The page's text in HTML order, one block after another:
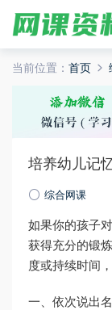
当前位置： 首页
培养幼儿记
综合网课
如果你的孩子
获得充分的锻
度或持续时间
一、依次说出